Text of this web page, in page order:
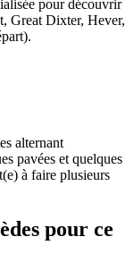
pour découvrir
Great Dixter, Hever,
alternant
pavées et quelques
à faire plusieurs
pour ce